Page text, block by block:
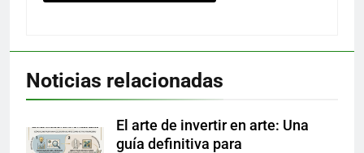
Noticias relacionadas
El arte de invertir en arte: Una
guía definitiva para